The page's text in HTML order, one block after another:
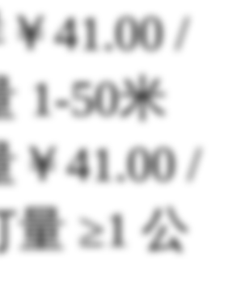
￥41.00 /
1-50米
￥41.00 /
量 ≥1 公